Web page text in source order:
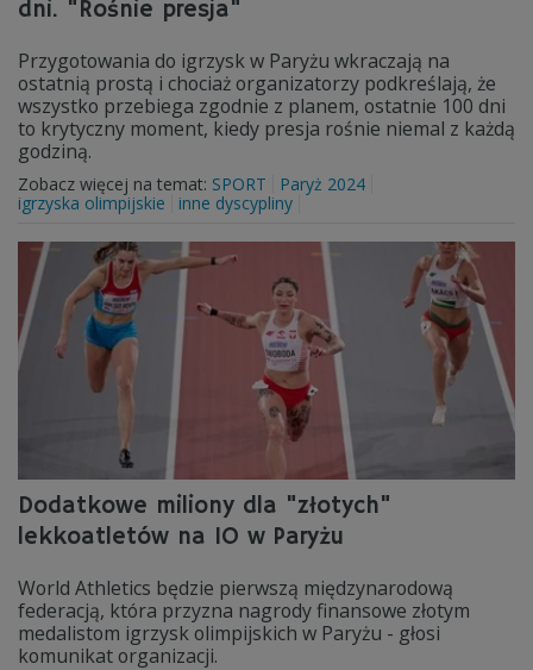
dni. "Rośnie presja"
Przygotowania do igrzysk w Paryżu wkraczają na
ostatnią prostą i chociaż organizatorzy podkreślają, że
wszystko przebiega zgodnie z planem, ostatnie 100 dni
to krytyczny moment, kiedy presja rośnie niemal z każdą
godziną.
Zobacz więcej na temat: SPORT
Paryż 2024
igrzyska olimpijskie
inne dyscypliny
Dodatkowe miliony dla "złotych"
lekkoatletów na IO w Paryżu
World Athletics będzie pierwszą międzynarodową
federacją, która przyzna nagrody finansowe złotym
medalistom igrzysk olimpijskich w Paryżu - głosi
komunikat organizacji.